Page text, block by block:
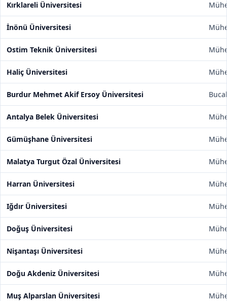
Kırklareli Üniversitesi
İnönü Üniversitesi
Ostim Teknik Üniversitesi
Haliç Üniversitesi
Burdur Mehmet Akif Ersoy Üniversitesi
Antalya Belek Üniversitesi
Gümüşhane Üniversitesi
Malatya Turgut Özal Üniversitesi
Harran Üniversitesi
Iğdır Üniversitesi
Doğuş Üniversitesi
Nişantaşı Üniversitesi
Doğu Akdeniz Üniversitesi
Muş Alparslan Üniversitesi